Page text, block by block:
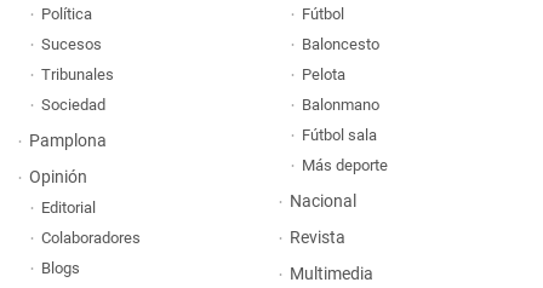
Política
Sucesos
Tribunales
Sociedad
Pamplona
Opinión
Editorial
Colaboradores
Blogs
Fútbol
Baloncesto
Pelota
Balonmano
Fútbol sala
Más deporte
Nacional
Revista
Multimedia